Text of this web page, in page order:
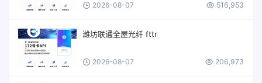
2026-08-07 516,953
潍坊联通全屋光纤 fttr
2026-08-07 206,973